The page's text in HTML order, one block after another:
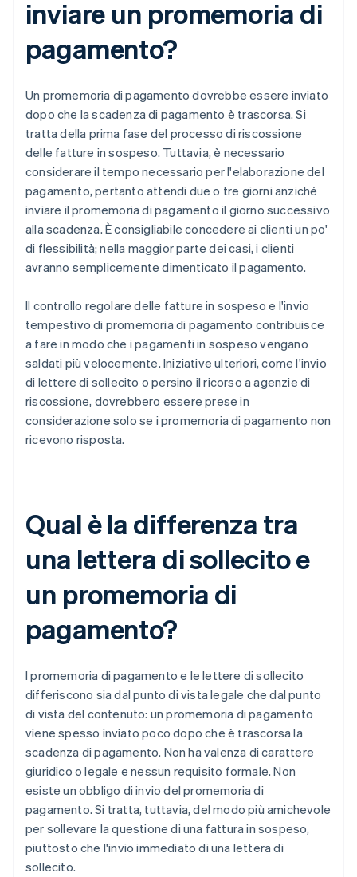
inviare un promemoria di
pagamento?
Un promemoria di pagamento dovrebbe essere inviato
dopo che la scadenza di pagamento è trascorsa. Si
tratta della prima fase del processo di riscossione
delle fatture in sospeso. Tuttavia, è necessario
considerare il tempo necessario per l'elaborazione del
pagamento, pertanto attendi due o tre giorni anziché
inviare il promemoria di pagamento il giorno successivo
alla scadenza. È consigliabile concedere ai clienti un po'
di flessibilità; nella maggior parte dei casi, i clienti
avranno semplicemente dimenticato il pagamento.
Il controllo regolare delle fatture in sospeso e l'invio
tempestivo di promemoria di pagamento contribuisce
a fare in modo che i pagamenti in sospeso vengano
saldati più velocemente. Iniziative ulteriori, come l'invio
di lettere di sollecito o persino il ricorso a agenzie di
riscossione, dovrebbero essere prese in
considerazione solo se i promemoria di pagamento non
ricevono risposta.
Qual è la differenza tra
una lettera di sollecito e
un promemoria di
pagamento?
I promemoria di pagamento e le lettere di sollecito
differiscono sia dal punto di vista legale che dal punto
di vista del contenuto: un promemoria di pagamento
viene spesso inviato poco dopo che è trascorsa la
scadenza di pagamento. Non ha valenza di carattere
giuridico o legale e nessun requisito formale. Non
esiste un obbligo di invio del promemoria di
pagamento. Si tratta, tuttavia, del modo più amichevole
per sollevare la questione di una fattura in sospeso,
piuttosto che l'invio immediato di una lettera di
sollecito.